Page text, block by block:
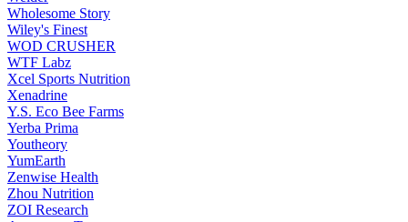
Wholesome Story
Wiley's Finest
WOD CRUSHER
WTF Labz
Xcel Sports Nutrition
Xenadrine
Y.S. Eco Bee Farms
Yerba Prima
Youtheory
YumEarth
Zenwise Health
Zhou Nutrition
ZOI Research